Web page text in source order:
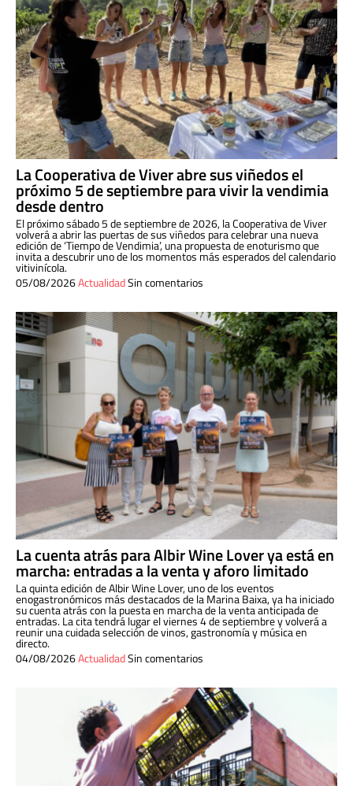
La Cooperativa de Viver abre sus viñedos el
próximo 5 de septiembre para vivir la vendimia
desde dentro
El próximo sábado 5 de septiembre de 2026, la Cooperativa de Viver
volverá a abrir las puertas de sus viñedos para celebrar una nueva
edición de ‘Tiempo de Vendimia’, una propuesta de enoturismo que
invita a descubrir uno de los momentos más esperados del calendario
vitivinícola.
05/08/2026ActualidadSin comentarios
La cuenta atrás para Albir Wine Lover ya está en
marcha: entradas a la venta y aforo limitado
La quinta edición de Albir Wine Lover, uno de los eventos
enogastronómicos más destacados de la Marina Baixa, ya ha iniciado
su cuenta atrás con la puesta en marcha de la venta anticipada de
entradas. La cita tendrá lugar el viernes 4 de septiembre y volverá a
reunir una cuidada selección de vinos, gastronomía y música en
directo.
04/08/2026ActualidadSin comentarios